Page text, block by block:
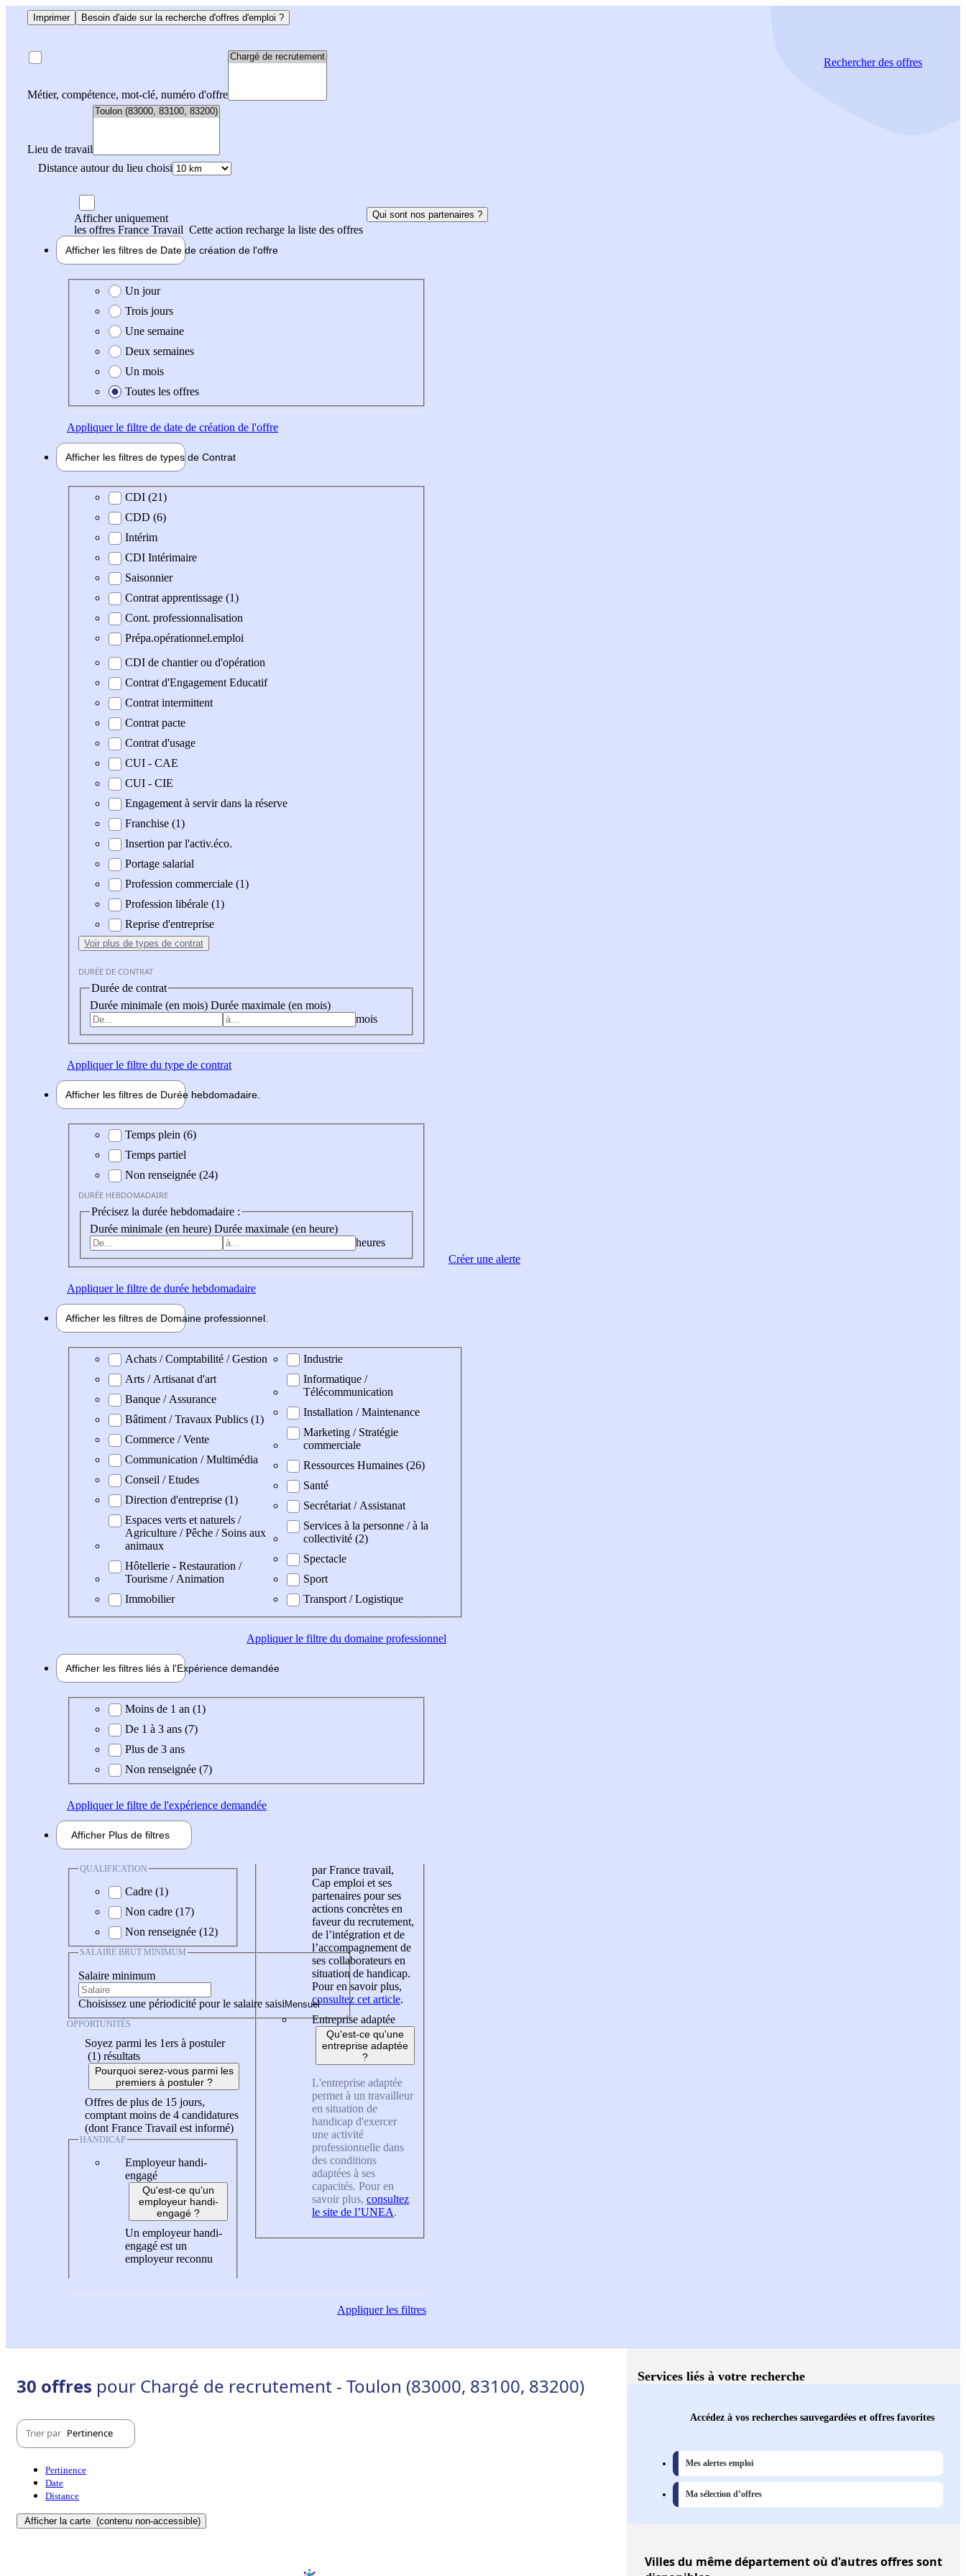
Imprimer Besoin d'aide sur la recherche d'offres d'emploi ?
Métier, compétence, mot-clé, numéro d'offre
Lieu de travail
Distance autour du lieu choisi
Rechercherdes offres
Afficher uniquement
les offres France Travail Cette action recharge la liste des offres
Qui sont nos partenaires ?
Afficher les filtres de Date de création de l'offre
Date de création de l'offre
Un jour
Trois jours
Une semaine
Deux semaines
Un mois
Toutes les offres
Appliquerle filtre de date de création de l'offre
Afficher les filtres de types de Contrat
Type de contratCDI (21)
CDD (6)
Intérim
CDI Intérimaire
Saisonnier
Contrat apprentissage (1)
Cont. professionnalisation
Prépa.opérationnel.emploi
CDI de chantier ou d'opération
Contrat d'Engagement Educatif
Contrat intermittent
Contrat pacte
Contrat d'usage
CUI - CAE
CUI - CIE
Engagement à servir dans la réserve
Franchise (1)
Insertion par l'activ.éco.
Portage salarial
Profession commerciale (1)
Profession libérale (1)
Reprise d'entreprise
Voir plus de types de contrat
DURÉE DE CONTRAT
Durée de contrat
Durée minimale (en mois) Durée maximale (en mois)
mois
Appliquerle filtre du type de contrat
Afficher les filtres de Durée hebdomadaire
Durée hebdomadaire
Temps plein (6)
Temps partiel
Non renseignée (24)
DURÉE HEBDOMADAIRE
Précisez la durée hebdomadaire :
Durée minimale (en heure) Durée maximale (en heure)
heures
Appliquerle filtre de durée hebdomadaire
Afficher les filtres de Domaine professionnel
Domaine professionel
Achats / Comptabilité / Gestion
Arts / Artisanat d'art
Banque / Assurance
Bâtiment / Travaux Publics (1)
Commerce / Vente
Communication / Multimédia
Conseil / Etudes
Direction d'entreprise (1)
Espaces verts et naturels /
Agriculture / Pêche / Soins aux
animaux
Hôtellerie - Restauration /
Tourisme / Animation
Immobilier
Industrie
Informatique /
Télécommunication
Installation / Maintenance
Marketing / Stratégie
commerciale
Ressources Humaines (26)
Santé
Secrétariat / Assistanat
Services à la personne / à la
collectivité (2)
Spectacle
Sport
Transport / Logistique
Appliquerle filtre du domaine professionnel
Afficher les filtres liés à l'Expérience demandée
Expérience demandée
Moins de 1 an (1)
De 1 à 3 ans (7)
Plus de 3 ans
Non renseignée (7)
Appliquerle filtre de l'expérience demandée
Afficher Plus de filtres
QUALIFICATION
Cadre (1)
Non cadre (17)
Non renseignée (12)
SALAIRE BRUT MINIMUM
Salaire minimum
Choisissez une périodicité pour le salaire saisi
OPPORTUNITÉS
Soyez parmi les 1ers à postuler
(1) résultats
Pourquoi serez-vous parmi les
premiers à postuler ?
Offres de plus de 15 jours,
comptant moins de 4 candidatures
(dont France Travail est informé)
HANDICAP
Employeur handi-
engagé
Qu'est-ce qu'un
employeur handi-
engagé ?
Un employeur handi-
engagé est un
employeur reconnu
par France travail,
Cap emploi et ses
partenaires pour ses
actions concrètes en
faveur du recrutement,
de l’intégration et de
l’accompagnement de
ses collaborateurs en
situation de handicap.
Pour en savoir plus,
consultez cet article.
Entreprise adaptée
Qu'est-ce qu'une
entreprise adaptée
?
L'entreprise adaptée
permet à un travailleur
en situation de
handicap d'exercer
une activité
professionnelle dans
des conditions
adaptées à ses
capacités. Pour en
savoir plus, consultez
le site de l’UNEA.
Appliquerles filtres
Créer une alerte
30 offres pour Chargé de recrutement - Toulon (83000, 83100, 83200)
Trier par Pertinence
Pertinence
Date
Distance
Afficher la carte (contenu non-accessible)
Services liés à votre recherche
Accédez à vos recherches sauvegardées et offres favorites
Mes alertes emploi
Ma sélection d’offres
Villesdu même département où d'autres offres sont